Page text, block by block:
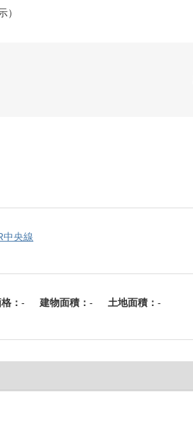
）
中央線
： - 建物面積： - 土地面積： -